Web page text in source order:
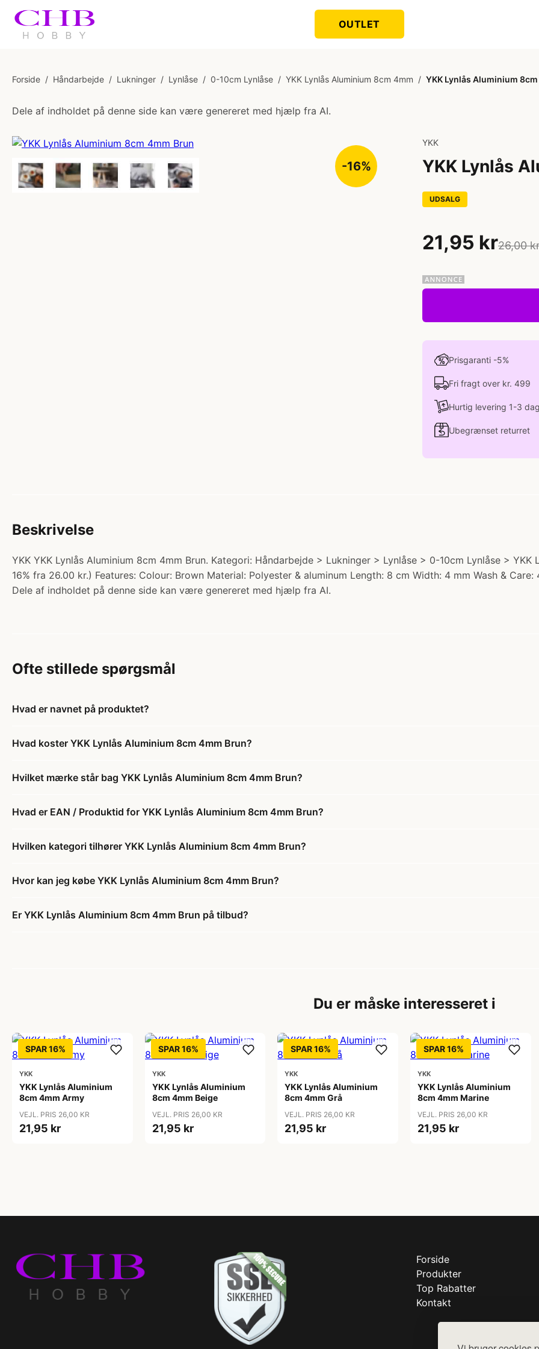
OUTLET
Forside / Håndarbejde / Lukninger / Lynlåse / 0-10cm Lynlåse / YKK Lynlås Aluminium 8cm 4mm / YKK Lynlås Aluminium
Dele af indholdet på denne side kan være genereret med hjælp fra AI.
-16%
YKK
YKK Lynlås
UDSALG
21,95 kr26,00
Prisgaranti -5%
Fri fragt over kr. 499
Hurtig levering 1-3
Ubegrænset returret
Beskrivelse
YKK YKK Lynlås Aluminium 8cm 4mm Brun. Kategori: Håndarbejde > Lukninger > Lynlåse > 0-10cm Lynlåse >
16% fra 26.00 kr.) Features: Colour: Brown Material: Polyester & aluminum Length: 8 cm Width: 4 mm Wash & Care:
Dele af indholdet på denne side kan være genereret med hjælp fra AI.
Ofte stillede spørgsmål
Hvad er navnet på produktet?
Hvad koster YKK Lynlås Aluminium 8cm 4mm Brun?
Hvilket mærke står bag YKK Lynlås Aluminium 8cm 4mm Brun?
Hvad er EAN / Produktid for YKK Lynlås Aluminium 8cm 4mm Brun?
Hvilken kategori tilhører YKK Lynlås Aluminium 8cm 4mm Brun?
Hvor kan jeg købe YKK Lynlås Aluminium 8cm 4mm Brun?
Er YKK Lynlås Aluminium 8cm 4mm Brun på tilbud?
Du er måske interesseret i
SPAR 16%
YKK
YKK Lynlås Aluminium
8cm 4mm Army
VEJL. PRIS 26,00 KR
21,95 kr
SPAR 16%
YKK
YKK Lynlås Aluminium
8cm 4mm Beige
VEJL. PRIS 26,00 KR
21,95 kr
SPAR 16%
YKK
YKK Lynlås Aluminium
8cm 4mm Grå
VEJL. PRIS 26,00 KR
21,95 kr
SPAR 16%
YKK
YKK Lynlås Aluminium
8cm 4mm Marine
VEJL. PRIS 26,00 KR
21,95 kr
Forside
Produkter
Top Rabatter
Kontakt